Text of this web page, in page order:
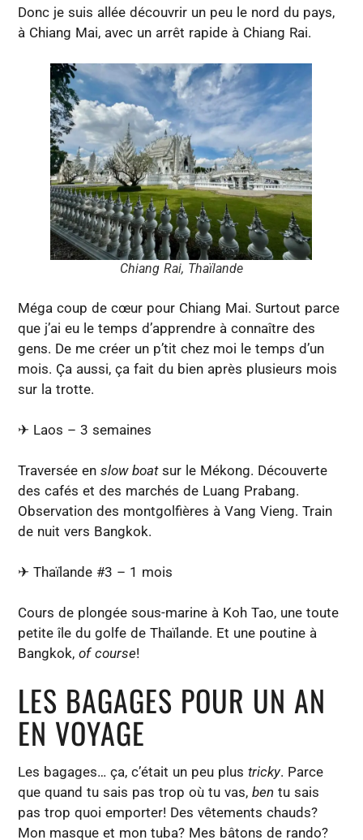
Donc je suis allée découvrir un peu le nord du pays,
à Chiang Mai, avec un arrêt rapide à Chiang Rai.
Chiang Rai, Thaïlande
Méga coup de cœur pour Chiang Mai. Surtout parce
que j’ai eu le temps d’apprendre à connaître des
gens. De me créer un p’tit chez moi le temps d’un
mois. Ça aussi, ça fait du bien après plusieurs mois
sur la trotte.
✈︎ Laos – 3 semaines
Traversée enslow boatsur le Mékong. Découverte
des cafés et des marchés de Luang Prabang.
Observation des montgolfières à Vang Vieng. Train
de nuit vers Bangkok.
✈︎ Thaïlande #3 – 1 mois
Cours de plongée sous-marine à Koh Tao, une toute
petite île du golfe de Thaïlande. Et une poutine à
Bangkok,of course!
LES BAGAGES POUR UN AN
EN VOYAGE
Les bagages… ça, c’était un peu plustricky. Parce
que quand tu sais pas trop où tu vas,ben tu sais
pas trop quoi emporter! Des vêtements chauds?
Mon masque et mon tuba? Mes bâtons de rando?